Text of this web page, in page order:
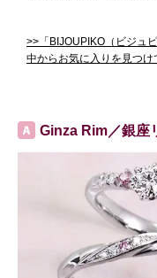
>>「BIJOUPIKO（ビジュ
中からお気に入りを見つけ
Ginza Rim／銀座